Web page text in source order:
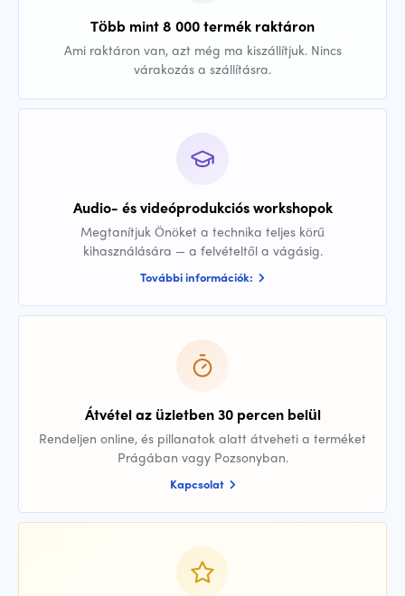
Több mint 8 000 termék raktáron
Ami raktáron van, azt még ma kiszállítjuk. Nincs
várakozás a szállításra.
Audio- és videóprodukciós workshopok
Megtanítjuk Önöket a technika teljes körű
kihasználására — a felvételtől a vágásig.
További információk:
Átvétel az üzletben 30 percen belül
Rendeljen online, és pillanatok alatt átveheti a terméket
Prágában vagy Pozsonyban.
Kapcsolat